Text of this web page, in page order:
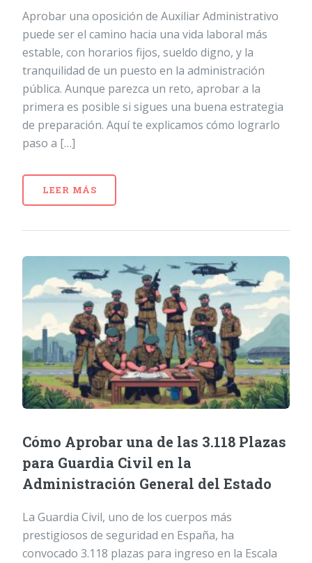
Aprobar una oposición de Auxiliar Administrativo
puede ser el camino hacia una vida laboral más
estable, con horarios fijos, sueldo digno, y la
tranquilidad de un puesto en la administración
pública. Aunque parezca un reto, aprobar a la
primera es posible si sigues una buena estrategia
de preparación. Aquí te explicamos cómo lograrlo
paso a […]
LEER MÁS
Cómo Aprobar una de las 3.118 Plazas
para Guardia Civil en la
Administración General del Estado
La Guardia Civil, uno de los cuerpos más
prestigiosos de seguridad en España, ha
convocado 3.118 plazas para ingreso en la Escala